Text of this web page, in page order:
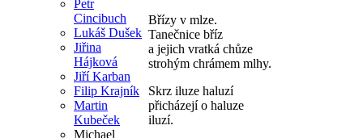
Petr
Cincibuch
Lukáš Dušek
Jiřina
Hájková
Jiří Karban
Filip Krajník
Martin
Kubeček
Michael
Břízy v mlze.
Tanečnice bříz
a jejich vratká chůze
strohým chrámem mlhy.
Skrz iluze haluzí
přicházejí o haluze
iluzí.